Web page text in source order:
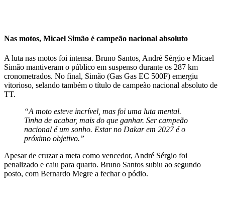
Nas motos, Micael Simão é campeão nacional absoluto
A luta nas motos foi intensa. Bruno Santos, André Sérgio e Micael
Simão mantiveram o público em suspenso durante os 287 km
cronometrados. No final, Simão (Gas Gas EC 500F) emergiu
vitorioso, selando também o título de campeão nacional absoluto de
TT.
“A moto esteve incrível, mas foi uma luta mental.
Tinha de acabar, mais do que ganhar. Ser campeão
nacional é um sonho. Estar no Dakar em 2027 é o
próximo objetivo.”
Apesar de cruzar a meta como vencedor, André Sérgio foi
penalizado e caiu para quarto. Bruno Santos subiu ao segundo
posto, com Bernardo Megre a fechar o pódio.